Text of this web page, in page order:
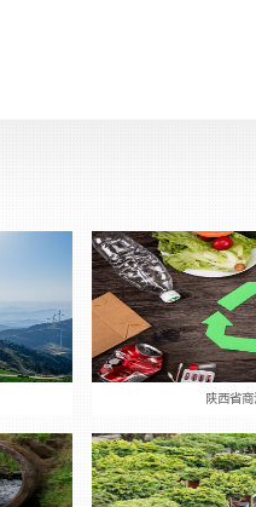
陕西省